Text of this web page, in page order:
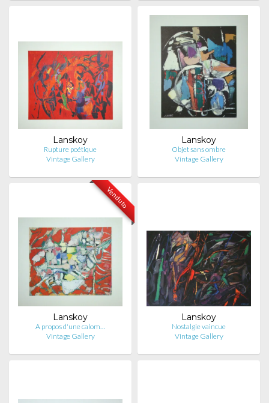
Lanskoy
Rupture poétique
Vintage Gallery
Lanskoy
Objet sans ombre
Vintage Gallery
Venduto
Lanskoy
A propos d'une calom…
Vintage Gallery
Lanskoy
Nostalgie vaincue
Vintage Gallery